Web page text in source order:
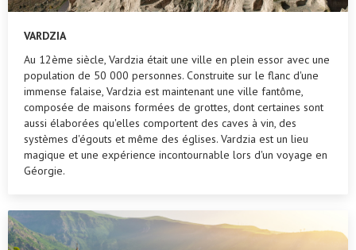
VARDZIA
Au 12ème siècle, Vardzia était une ville en plein essor avec une
population de 50 000 personnes. Construite sur le flanc d'une
immense falaise, Vardzia est maintenant une ville fantôme,
composée de maisons formées de grottes, dont certaines sont
aussi élaborées qu'elles comportent des caves à vin, des
systèmes d'égouts et même des églises. Vardzia est un lieu
magique et une expérience incontournable lors d'un voyage en
Géorgie.